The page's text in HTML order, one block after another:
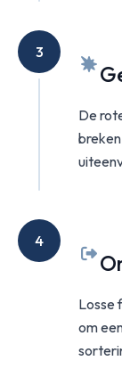
3
De
4
Losse
om